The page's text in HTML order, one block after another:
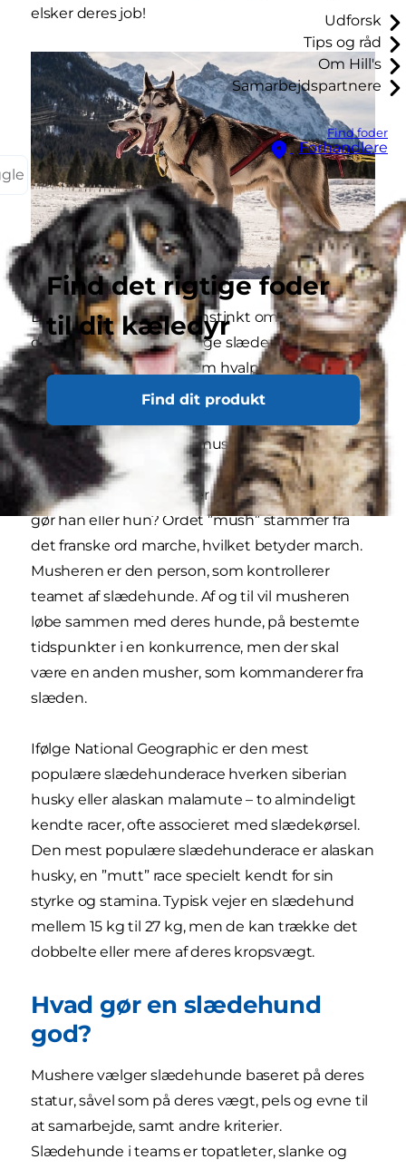
Udforsk
Tips og råd
Om Hill's
Samarbejdspartnere
Find foder
Forhandlere
Find det rigtige foder
til dit kæledyr
Find dit produkt
elsker deres job!
De følger nemlig deres instinkt om at løbe lange
distancer og trække tunge slæder med last. De
starter deres træning som hvalpe og når de er
blevet unge hunde, løber de med ældre hunde,
for at udvikle deres sociale egenskaber og lære
kommandoer fra deres musher, fortæller PetMD.
Og hvad er så en musher helt præcist og hvad
gør han eller hun? Ordet ”mush” stammer fra
det franske ord marche, hvilket betyder march.
Musheren er den person, som kontrollerer
teamet af slædehunde. Af og til vil musheren
løbe sammen med deres hunde, på bestemte
tidspunkter i en konkurrence, men der skal
være en anden musher, som kommanderer fra
slæden.
Ifølge National Geographic er den mest
populære slædehunderace hverken siberian
husky eller alaskan malamute – to almindeligt
kendte racer, ofte associeret med slædekørsel.
Den mest populære slædehunderace er alaskan
husky, en ”mutt” race specielt kendt for sin
styrke og stamina. Typisk vejer en slædehund
mellem 15 kg til 27 kg, men de kan trække det
dobbelte eller mere af deres kropsvægt.
Hvad gør en slædehund
god?
Mushere vælger slædehunde baseret på deres
statur, såvel som på deres vægt, pels og evne til
at samarbejde, samt andre kriterier.
Slædehunde i teams er topatleter, slanke og